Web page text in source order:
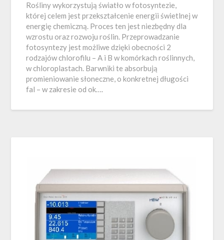
Rośliny wykorzystują światło w fotosyntezie,
której celem jest przekształcenie energii świetlnej w
energię chemiczną. Proces ten jest niezbędny dla
wzrostu oraz rozwoju roślin. Przeprowadzanie
fotosyntezy jest możliwe dzięki obecności 2
rodzajów chlorofilu – A i B w komórkach roślinnych,
w chloroplastach. Barwniki te absorbują
promieniowanie słoneczne, o konkretnej długości
fal – w zakresie od ok….